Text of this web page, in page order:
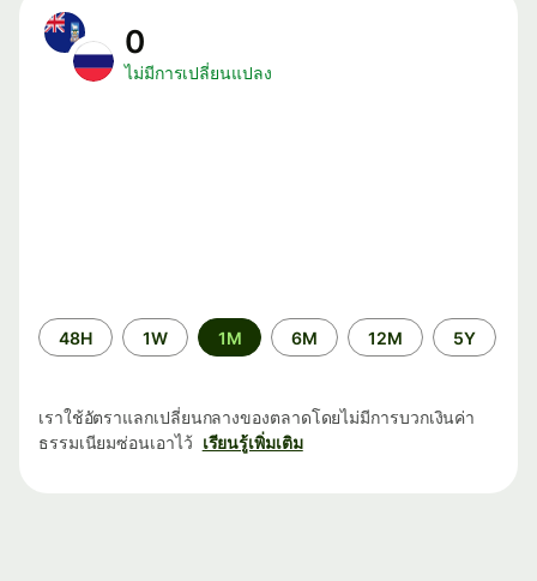
0
ไม่มีการเปลี่ยนแปลง
ระยะ
เวลา
48H 1W 1M 6M 12M 5Y
เราใช้อัตราแลกเปลี่ยนกลางของตลาดโดยไม่มีการบวกเงินค่า
ธรรมเนียมซ่อนเอาไว้ เรียนรู้เพิ่มเติม